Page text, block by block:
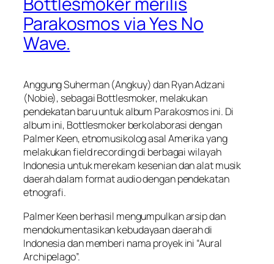
Parakosmos via Yes No
Wave.
Anggung Suherman (Angkuy) dan Ryan Adzani
(Nobie), sebagai Bottlesmoker, melakukan
pendekatan baru untuk album Parakosmos ini. Di
album ini, Bottlesmoker berkolaborasi dengan
Palmer Keen, etnomusikolog asal Amerika yang
melakukan field recording di berbagai wilayah
Indonesia untuk merekam kesenian dan alat musik
daerah dalam format audio dengan pendekatan
etnografi.
Palmer Keen berhasil mengumpulkan arsip dan
mendokumentasikan kebudayaan daerah di
Indonesia dan memberi nama proyek ini “Aural
Archipelago”.